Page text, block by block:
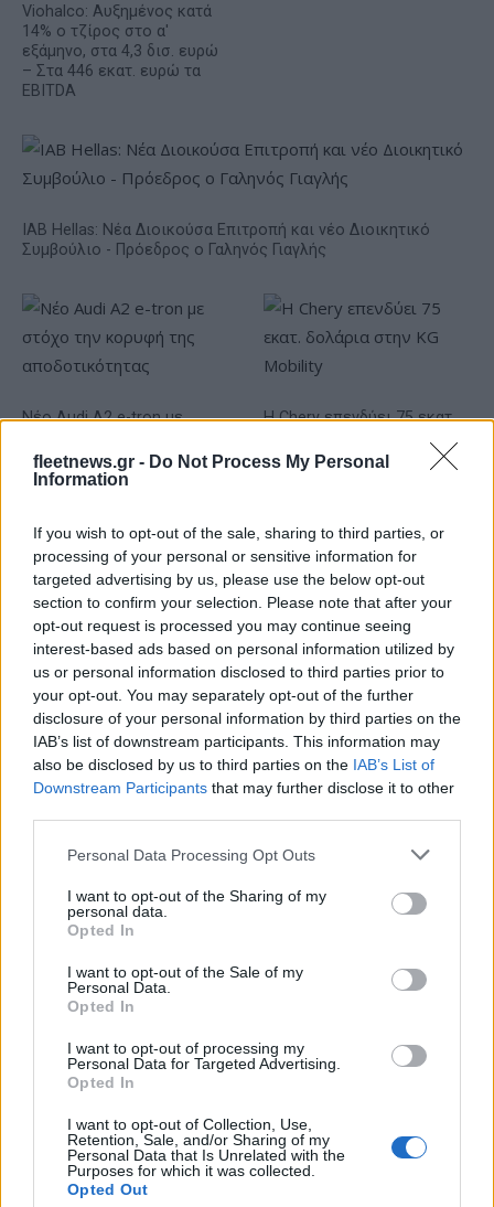
fleetnews.gr - Do Not Process My Personal
Information
If you wish to opt-out of the sale, sharing to third parties, or
processing of your personal or sensitive information for
targeted advertising by us, please use the below opt-out
section to confirm your selection. Please note that after your
opt-out request is processed you may continue seeing
interest-based ads based on personal information utilized by
us or personal information disclosed to third parties prior to
your opt-out. You may separately opt-out of the further
disclosure of your personal information by third parties on the
IAB’s list of downstream participants. This information may
also be disclosed by us to third parties on the IAB’s List of
Downstream Participants that may further disclose it to other
Please note that this website/app uses one or more Google
not limited to your visit or usage behaviour. You may click to
grant or deny consent to Google and its third-party tags to
use your data for below specified purposes in below Google
consent section.
Personal Data Processing Opt Outs
I want to opt-out of the Sharing of my
personal data.
Opted In
I want to opt-out of the Sale of my
Personal Data.
Opted In
I want to opt-out of processing my
Personal Data for Targeted Advertising.
Opted In
I want to opt-out of Collection, Use,
Retention, Sale, and/or Sharing of my
Personal Data that Is Unrelated with the
Purposes for which it was collected.
Opted Out
Viohalco: Αυξημένος κατά
14% ο τζίρος στο α'
εξάμηνο, στα 4,3 δισ. ευρώ
– Στα 446 εκατ. ευρώ τα
EBITDA
IAB Hellas: Νέα Διοικούσα Επιτροπή και νέο Διοικητικό
Συμβούλιο - Πρόεδρος ο Γαληνός Γιαγλής
Νέο Audi A2 e-tron με
αποδοτικότητας
Η Chery επενδύει 75 εκατ.
Το FIAT 500 Hybrid τώρα από 18.990 ευρώ
Εθνική Νεανίδων: Στις 21:00
της Παρασκευής ο
Λιθουανία
Φίνιξ Σανς: «Έδεσαν» τον
Ντίλον Μπρουκς έως το
2030
Evergood: Άγγιξε τα 300 εκατ. ο τζίρος- Στα 10 εκατ. ευρώ
το τίμημα για το 60% του Jackaroo
ΔΕΗ: Ισχυρή ανάπτυξη στο